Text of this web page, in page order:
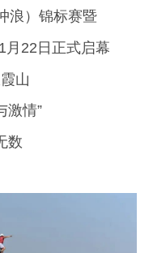
浪）锦标赛暨
月22日正式启幕
山
激情”
数